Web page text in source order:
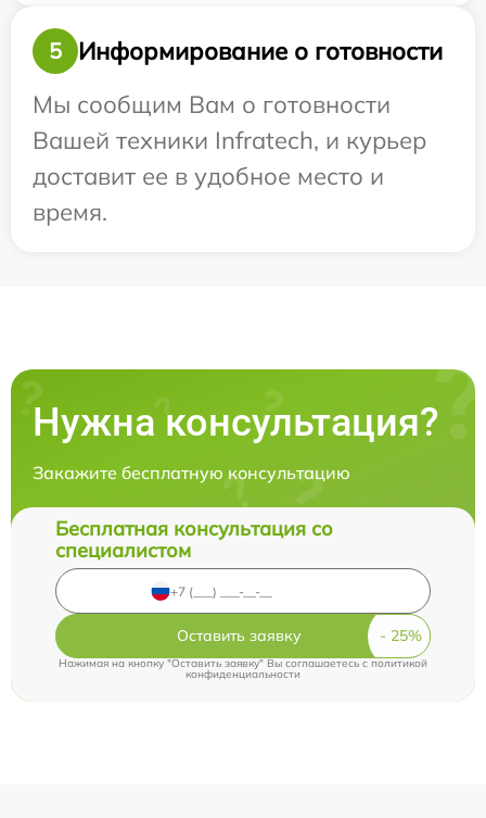
5
Информирование о готовности
Мы сообщим Вам о готовности
Вашей техники Infratech, и курьер
доставит ее в удобное место и
время.
Нужна консультация?
Закажите бесплатную консультацию
Бесплатная консультация со
специалистом
Оставить заявку
Нажимая на кнопку "Оставить заявку" Вы соглашаетесь c политикой
конфиденциальности